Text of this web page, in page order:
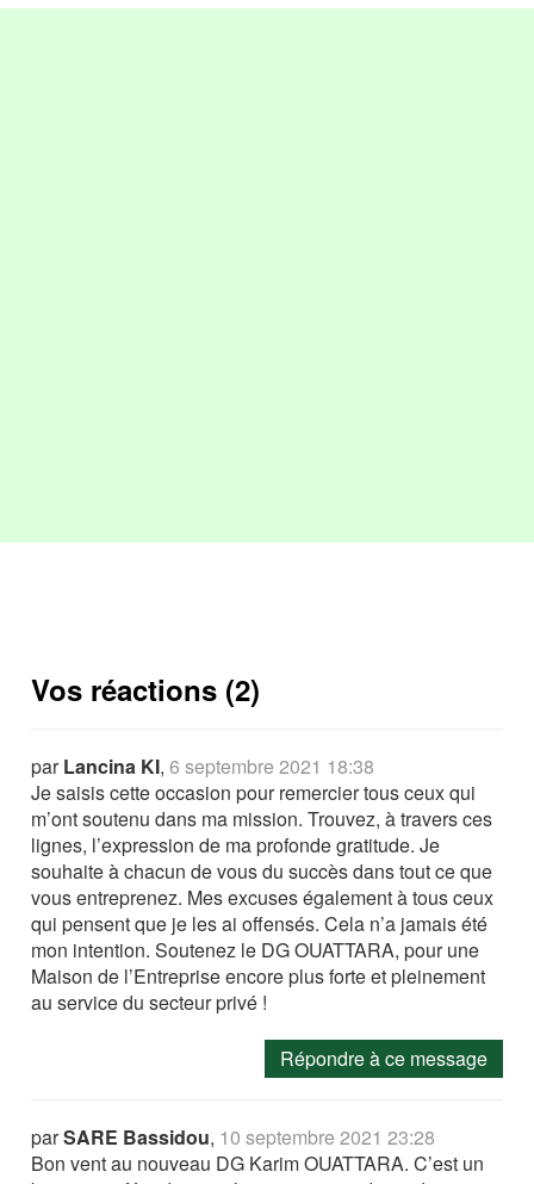
Vos réactions (2)
parLancina KI,6 septembre 2021 18:38
Je saisis cette occasion pour remercier tous ceux qui
m’ont soutenu dans ma mission. Trouvez, à travers ces
lignes, l’expression de ma profonde gratitude. Je
souhaite à chacun de vous du succès dans tout ce que
vous entreprenez. Mes excuses également à tous ceux
qui pensent que je les ai offensés. Cela n’a jamais été
mon intention. Soutenez le DG OUATTARA, pour une
Maison de l’Entreprise encore plus forte et pleinement
au service du secteur privé !
Répondre à ce message
parSARE Bassidou, 10 septembre 2021 23:28
Bon vent au nouveau DG Karim OUATTARA. C’est un